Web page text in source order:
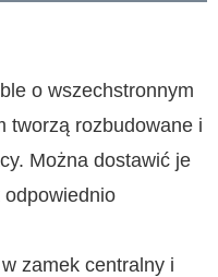
o wszechstronnym
tworzą rozbudowane i
Można dostawić je
zamek centralny i